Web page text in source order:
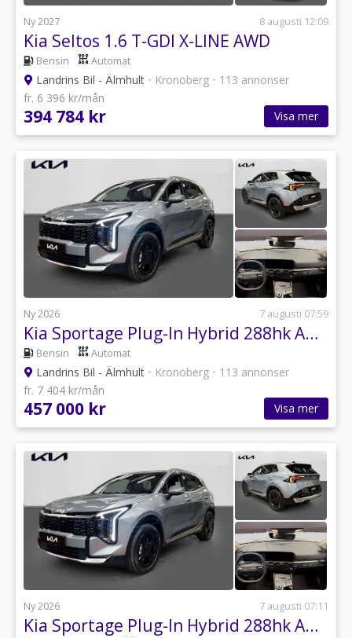
Ny 2027 8 augusti 12:09
Kia Seltos 1.6 T-GDI X-LINE AWD
Bensin Automat
Landrins Bil - Älmhult • Kronoberg • 113 annonser
fr. 6 396 kr/mån
394 784 kr Visa mer
Ny 2026 7 augusti 07:59
Kia Sportage Plug-In Hybrid 288hk AWD Advance
Bensin Automat
Landrins Bil - Älmhult • Kronoberg • 113 annonser
fr. 7 404 kr/mån
457 000 kr Visa mer
Ny 2026 7 augusti 07:11
Kia Sportage Plug-In Hybrid 288hk AWD Advance